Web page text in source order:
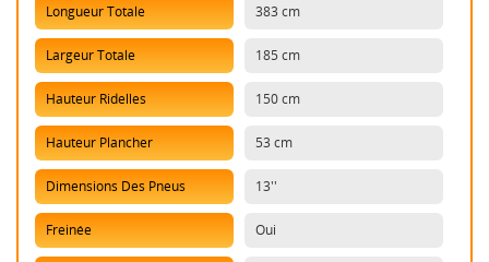
Longueur Totale 383 cm
Largeur Totale 185 cm
Hauteur Ridelles 150 cm
Hauteur Plancher 53 cm
Dimensions Des Pneus 13''
Freinée Oui